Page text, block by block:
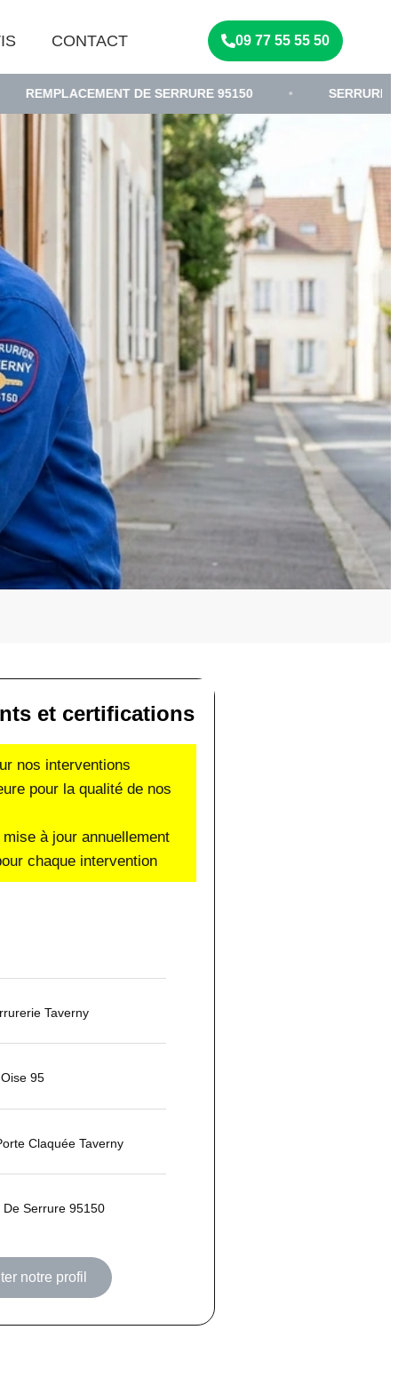
CONTACT 09 77 55 55 50
DE SERRURE 95150 • SERRURIER •
et certifications
nos interventions
pour la qualité de nos
à jour annuellement
chaque intervention
Taverny
95
Claquée Taverny
Serrure 95150
notre profil